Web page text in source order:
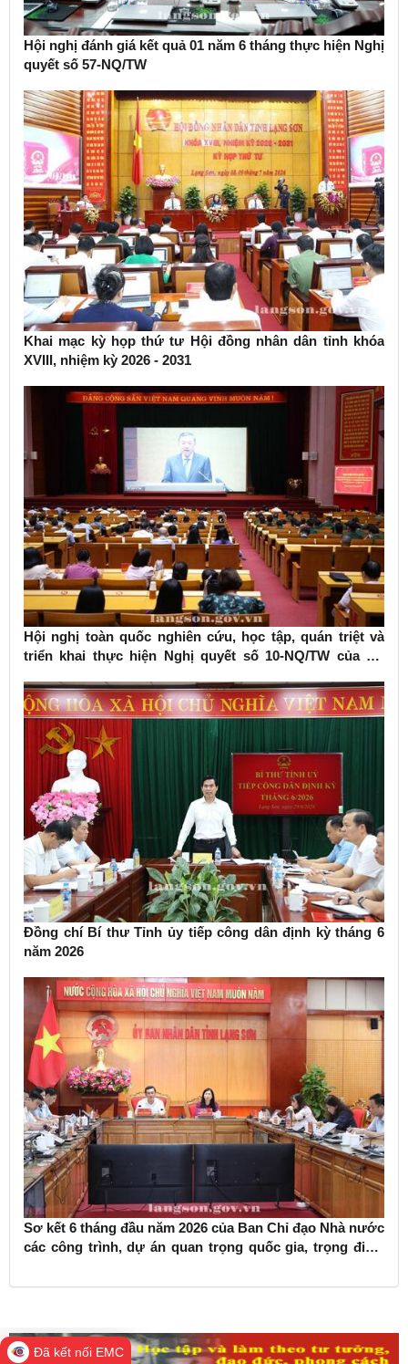
Hội nghị đánh giá kết quả 01 năm 6 tháng thực hiện Nghị
quyết số 57-NQ/TW
Khai mạc kỳ họp thứ tư Hội đồng nhân dân tỉnh khóa
XVIII, nhiệm kỳ 2026 - 2031
Hội nghị toàn quốc nghiên cứu, học tập, quán triệt và
triển khai thực hiện Nghị quyết số 10-NQ/TW của Bộ
Đồng chí Bí thư Tỉnh ủy tiếp công dân định kỳ tháng 6
năm 2026
Sơ kết 6 tháng đầu năm 2026 của Ban Chỉ đạo Nhà nước
các công trình, dự án quan trọng quốc gia, trọng điểm
Đã kết nối EMC